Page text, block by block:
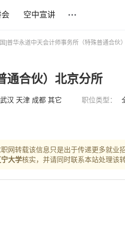
会 空中宣讲
]普华永道中天会计师事务所（特殊普通合伙
通合伙）北京分所
汉 天津 成都 其它 职位类型：
网转载该信息只是出于传递更多就业
大学核实，并请同时联系本站处理该